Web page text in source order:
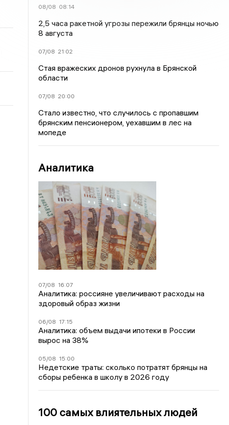
08/08 08:14
2,5 часа ракетной угрозы пережили брянцы ночью
8 августа
07/08 21:02
Стая вражеских дронов рухнула в Брянской
области
07/08 20:00
Стало известно, что случилось с пропавшим
брянским пенсионером, уехавшим в лес на
мопеде
Аналитика
07/08 16:07
Аналитика: россияне увеличивают расходы на
здоровый образ жизни
06/08 17:15
Аналитика: объем выдачи ипотеки в России
вырос на 38%
05/08 15:00
Недетские траты: сколько потратят брянцы на
сборы ребенка в школу в 2026 году
100 самых влиятельных людей